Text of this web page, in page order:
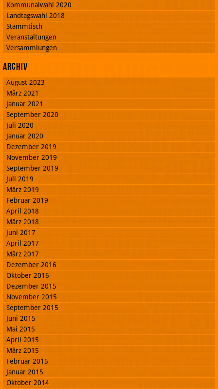
Kommunalwahl 2020
Landtagswahl 2018
Stammtisch
Veranstaltungen
Versammlungen
Archiv
August 2023
März 2021
Januar 2021
September 2020
Juli 2020
Januar 2020
Dezember 2019
November 2019
September 2019
Juli 2019
März 2019
Februar 2019
April 2018
März 2018
Juni 2017
April 2017
März 2017
Dezember 2016
Oktober 2016
Dezember 2015
November 2015
September 2015
Juni 2015
Mai 2015
April 2015
März 2015
Februar 2015
Januar 2015
Oktober 2014